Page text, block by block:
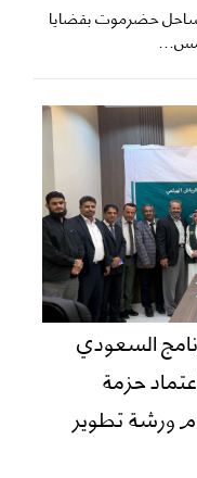
بساحل حضرموت بقضايا
السعودي
حزمة
ورشة تطوير